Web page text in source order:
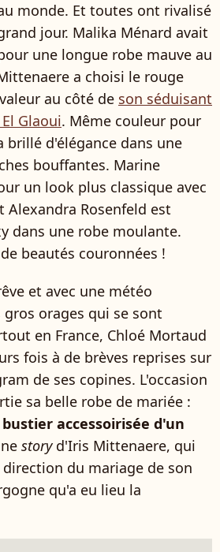
monde. Et toutes ont rivalisé
jour. Malika Ménard avait
une longue robe mauve au
a choisi le rouge
au côté de son séduisant
Glaoui. Même couleur pour
brillé d'élégance dans une
bouffantes. Marine
un look plus classique avec
Alexandra Rosenfeld est
dans une robe moulante.
beautés couronnées !
et avec une météo
orages qui se sont
en France, Chloé Mortaud
fois à de brèves reprises sur
de ses copines. L'occasion
sa belle robe de mariée :
accessoirisée d'un
storyd'Iris Mittenaere, qui
du mariage de son
qu'a eu lieu la